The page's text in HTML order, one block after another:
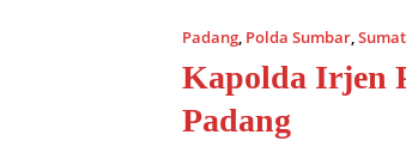
Padang, Polda Sumbar,
Kapolda Irjen
Padang